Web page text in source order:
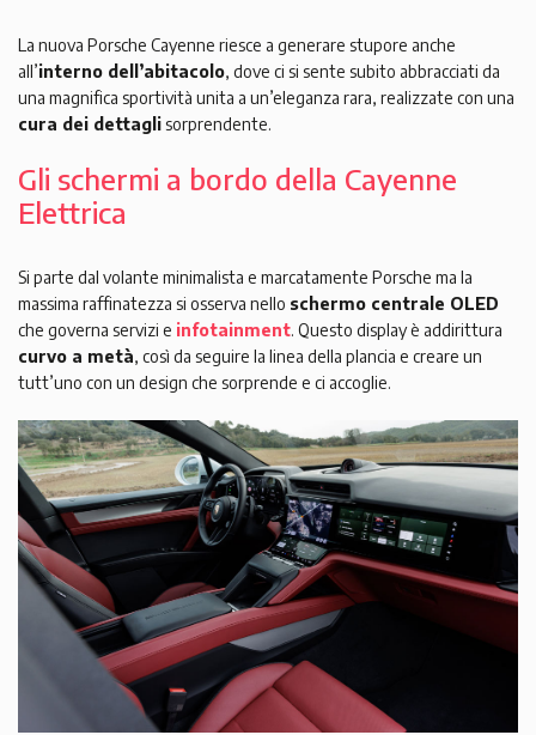
La nuova Porsche Cayenne riesce a generare stupore anche
all’interno dell’abitacolo, dove ci si sente subito abbracciati da
una magnifica sportività unita a un’eleganza rara, realizzate con una
cura dei dettaglisorprendente.
Gli schermi a bordo della Cayenne
Elettrica
Si parte dal volante minimalista e marcatamente Porsche ma la
massima raffinatezza si osserva nello schermo centrale OLED
che governa servizi e infotainment. Questo display è addirittura
curvo a metà, così da seguire la linea della plancia e creare un
tutt’uno con un design che sorprende e ci accoglie.